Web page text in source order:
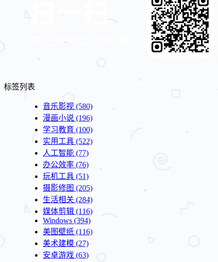
标签列表
音乐影视 (580)
漫画小说 (196)
学习教育 (100)
实用工具 (522)
人工智能 (77)
办公效率 (76)
玩机工具 (51)
摄影修图 (205)
生活相关 (284)
媒体剪辑 (116)
Windows (394)
美图壁纸 (116)
美术建模 (27)
安卓游戏 (63)